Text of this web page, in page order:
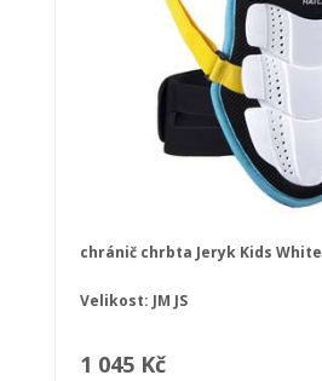
chránič chrbta Jeryk Kids White
Velikost: JM JS
1 045 Kč